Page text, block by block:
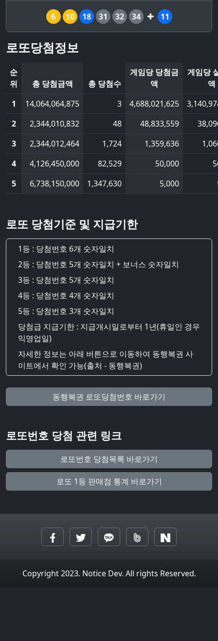
6 10 18 31 32 34 11
로또당첨정보
순
위
총 당첨금액 총 당첨수
게임당 당첨금
액
게임당
액
1
14,064,064,875 3 4,688,021,625
2
2,344,010,832 48 48,833,559
3
2,344,012,464 1,724 1,359,636
4
4,126,450,000 82,529 50,000
5
6,738,150,000 1,347,630 5,000
로또 당첨기준 및 지급기한
1등 : 당첨번호 6개 숫자일치
2등 : 당첨번호 5개 숫자일치 + 보너스 숫자일치
3등 : 당첨번호 5개 숫자일치
4등 : 당첨번호 4개 숫자일치
5등 : 당첨번호 3개 숫자일치
당첨급 지급기한 : 지급개시일로부터 1년(휴일인 경우
익영업일)
자세한 정보는 아래 버튼으로 이동하여 동행복권 사
이트에서 확인 가능(출처 - 동행복권)
동행복권 로또당첨번호 바로가기
로또번호 당첨 관련 링크
로또번호 당첨목록 바로가기
로또 1등 판매점 통계 바로가기
Copyright 2023. Notice Dev. All rights Reserved.